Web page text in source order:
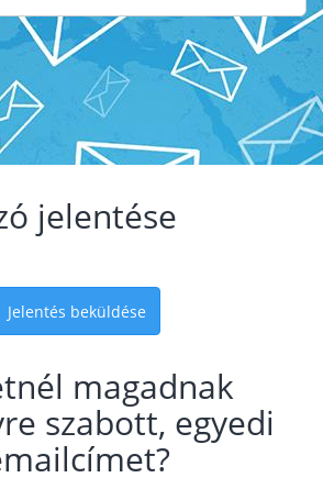
jelentése
Jelentés beküldése
magadnak
szabott, egyedi